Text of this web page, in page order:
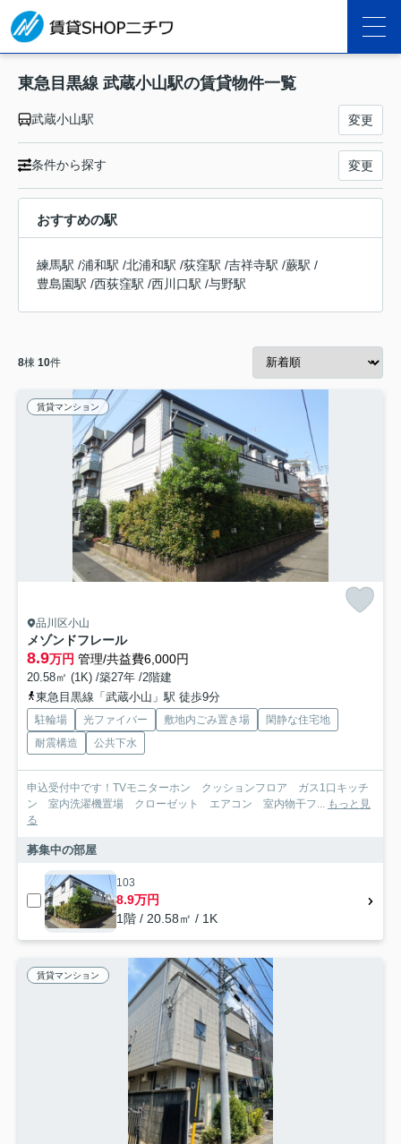
東急目黒線 武蔵小山駅の賃貸物件一覧
武蔵小山駅 変更
条件から探す 変更
おすすめの駅
練馬駅 /浦和駅 /北浦和駅 /荻窪駅 /吉祥寺駅 /蕨駅 /
豊島園駅 /西荻窪駅 /西川口駅 /与野駅
8棟 10件
賃貸マンション
品川区小山
メゾンドフレール
8.9万円 管理/共益費6,000円
20.58㎡ (1K) /築27年 /2階建
東急目黒線「武蔵小山」駅 徒歩9分
駐輪場 光ファイバー 敷地内ごみ置き場
閑静な住宅地
耐震構造
公共下水
申込受付中です！TVモニターホン クッションフロア ガス1口キッチ
ン 室内洗濯機置場 クローゼット エアコン 室内物干フ...
もっと見
る
募集中の部屋
103
8.9万円
1階 / 20.58㎡ / 1K
賃貸マンション